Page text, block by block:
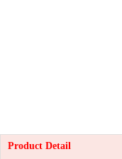
Product Detail